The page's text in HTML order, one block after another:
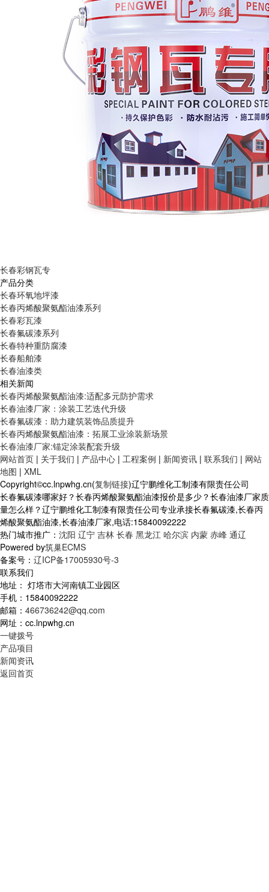
长春彩钢瓦专
产品分类
长春环氧地坪漆
长春丙烯酸聚氨酯油漆系列
长春彩瓦漆
长春氟碳漆系列
长春特种重防腐漆
长春船舶漆
长春油漆类
相关新闻
长春丙烯酸聚氨酯油漆:适配多元防护需求
长春油漆厂家：涂装工艺迭代升级
长春氟碳漆：助力建筑装饰品质提升
长春丙烯酸聚氨酯油漆：拓展工业涂装新场景
长春油漆厂家:锚定涂装配套升级
网站首页 | 关于我们 | 产品中心 | 工程案例 | 新闻资讯 | 联系我们 | 网站
地图 | XML
Copyright©cc.lnpwhg.cn(复制链接)辽宁鹏维化工制漆有限责任公司
长春氟碳漆哪家好？长春丙烯酸聚氨酯油漆报价是多少？长春油漆厂家质
量怎么样？辽宁鹏维化工制漆有限责任公司专业承接长春氟碳漆,长春丙
烯酸聚氨酯油漆,长春油漆厂家,电话:15840092222
热门城市推广： 沈阳 辽宁 吉林 长春 黑龙江 哈尔滨 内蒙 赤峰 通辽
Powered by筑巢ECMS
备案号： 辽ICP备17005930号-3
联系我们
地址： 灯塔市大河南镇工业园区
手机：15840092222
邮箱： 466736242@qq.com
网址：cc.lnpwhg.cn
一键拨号
产品项目
新闻资讯
返回首页